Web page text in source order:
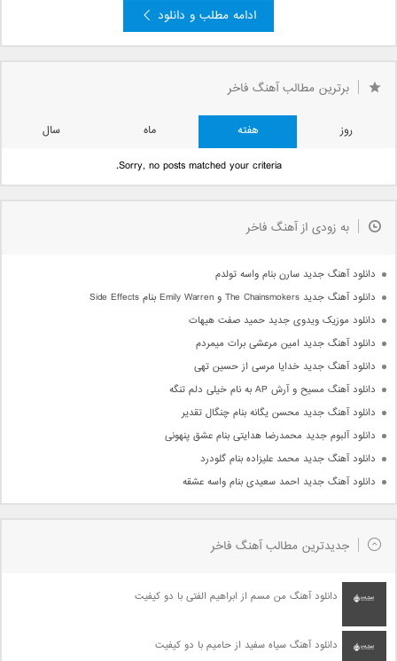
ادامه مطلب و دانلود
برترین مطالب آهنگ فاخر
روز هفته ماه
سال
Sorry, no posts matched your criteria.
به زودی از آهنگ فاخر
دانلود آهنگ جدید سارن بنام واسه تولدم
دانلود آهنگ جدید The Chainsmokers و Emily Warren بنام Side Effects
دانلود موزیک ویدوی جدید حمید صفت هیهات
دانلود آهنگ جدید امین مرعشی برات میمردم
دانلود آهنگ جدید خدایا مرسی از حسین تهی
دانلود آهنگ مسیح و آرش AP به نام خیلی دلم تنگه
دانلود آهنگ جدید محسن یگانه بنام چنگال تقدیر
دانلود آلبوم جدید محمدرضا هدایتی بنام عشق پنهونی
دانلود آهنگ جدید محمد علیزاده بنام گلودرد
دانلود آهنگ جدید احمد سعیدی بنام واسه عشقه
جدیدترین مطالب آهنگ فاخر
دانلود آهنگ من مسم از ابراهیم الفتی با دو کیفیت
دانلود آهنگ سیاه سفید از حامیم با دو کیفیت